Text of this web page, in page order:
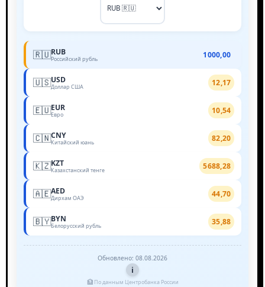
🇷🇺RUB
Российский рубль 1000,00
🇺🇸USD
Доллар США 12,17
🇪🇺EUR
Евро 10,54
🇨🇳CNY
Китайский юань 82,20
🇰🇿KZT
Казахстанский тенге 5688,28
🇦🇪AED
Дирхам ОАЭ 44,70
🇧🇾BYN
Белорусский рубль 35,88
Обновлено: 08.08.2026
i
🏦 По данным Центробанка России